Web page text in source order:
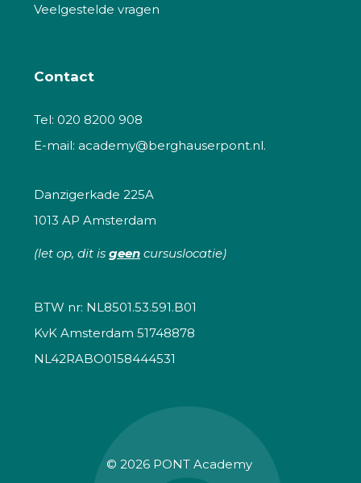
Veelgestelde vragen
Contact
Tel: 020 8200 908
E-mail: academy@berghauserpont.nl.
Danzigerkade 225A
1013 AP Amsterdam
(let op, dit is geen cursuslocatie)
BTW nr: NL8501.53.591.B01
KvK Amsterdam 51748878
NL42RABO0158444531
© 2026 PONT Academy